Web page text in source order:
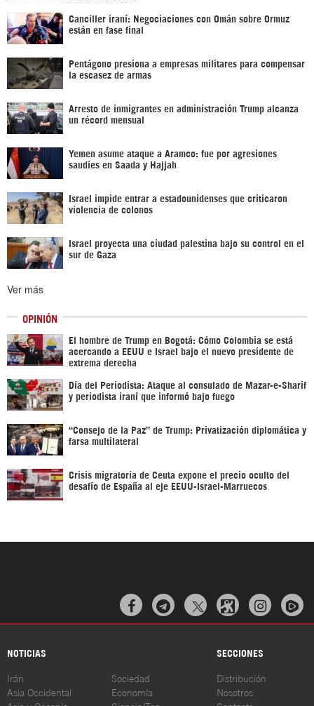
Canciller iraní: Negociaciones con Omán sobre Ormuz
están en fase final
Pentágono presiona a empresas militares para compensar
la escasez de armas
Arresto de inmigrantes en administración Trump alcanza
un récord mensual
Yemen asume ataque a Aramco: fue por agresiones
saudíes en Saada y Hajjah
Israel impide entrar a estadounidenses que criticaron
violencia de colonos
Israel proyecta una ciudad palestina bajo su control en el
sur de Gaza
Ver más
OPINIÓN
El hombre de Trump en Bogotá: Cómo Colombia se está
acercando a EEUU e Israel bajo el nuevo presidente de
extrema derecha
Día del Periodista: Ataque al consulado de Mazar-e-Sharif
y periodista iraní que informó bajo fuego
“Consejo de la Paz” de Trump: Privatización diplomática y
farsa multilateral
Crisis migratoria de Ceuta expone el precio oculto del
desafío de España al eje EEUU-Israel-Marruecos
  
NOTICIAS SECCIONES
Irán
Asia Occidental
Sociedad
Economía
Distribución
Nosotros